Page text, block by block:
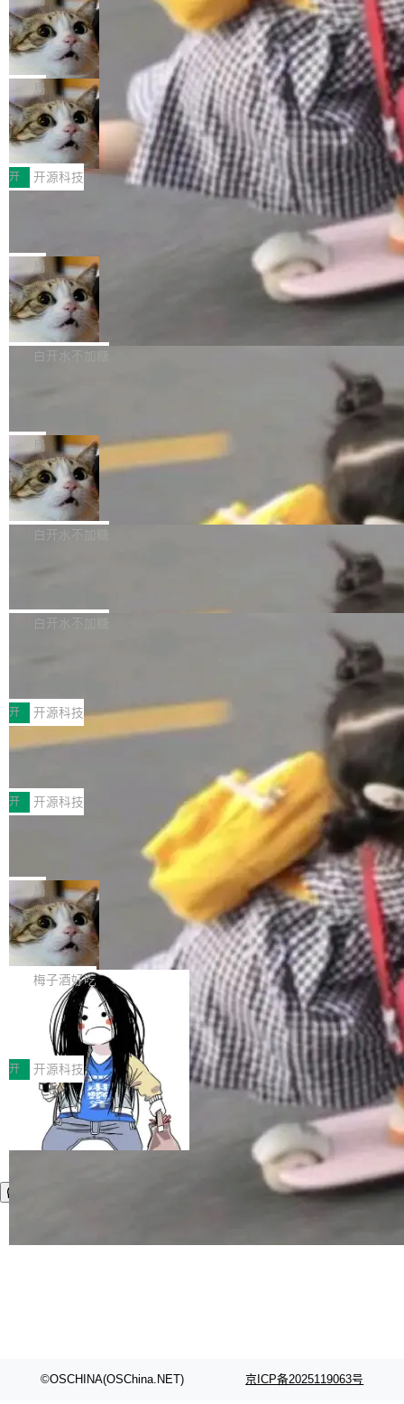
现实 过去两年，CIO们的焦虑清单上多了两项：
一是如何让大模型和智能体应用安全地从PoC走
向生产，二是如何让测试团队跟得上AI应用...
设置，如果用布尔值 + 可空字段来表示——bool
ean 表示是否可切换，nullable 的默认模式、浅
色方案、深色方案——会产生大量无意义的组
合。方案缺了、配置冲突了、全 null 了。要知道
哪些组合有效，作者说，你得靠"文档、校验、或
者部落知识"。 换个写法。Rust 的 enum，两个
变体：Switchable...
个"AI 知识库 + 聊天机器人"——每个大厂都在
做，没什么新鲜的。 但 Kenton Varda 在 Twitte
r 上把事情说清楚了： 今天我们发布了 Cloudfla
re OS，一个带连接器的聊天机器人，跟其他所
有科技公司做的一样。只不过，实际上它不一
样。这是 Sandstorm.io 的重制版，我十年前的
那个创业公司。不同的是，这次它构建在 Cloudf
lare Workers 上——我花了九年时间搭建的平台
——并且深度集成了 AI。这基本上是我十年秘密
Deno 团队开源 Celld，可自托管的分
布式 Durable Objects
Ryan Dahl 领导的 Deno 团队推出了最新开源项
目 Celld，一个能在自己机器上运行 Cloudflare
Workers 和 Durable Objects 的守护进程。 设
计思路很直接：每个对象是一个独立的 SQLite
数据库，按名称寻址，复制到你自己的 S3 兼容
存储库里。节点之间只通过这个存储库协调——
没有控制平面，没有共识协议。每个对象自带一
个小型数据库，应用天然按分片构建，单个数据
库的竞争和爆炸半径问题在设计层面就被消除
了。 闲置的 cell 会休眠到几乎不占资源。当 cel
l 迁移或唤醒时，新宿主从 S3 恢复 SQLite 数据
库继续执行。存储库是持久化的唯一真相...
局
鲁大师7月新机性能/流畅/AI榜：vivo夺
性能、流畅双第一，三星Galaxy Z系列
新折叠缺席
2026年7月的手机市场，由于存储等硬件成本暴
增，手机厂商的日子也不好过啊，新机速度明显
放缓，因此硝烟味淡了许多。新机参数规格除开
高价的三星折叠（三星Galaxy Z Fold8 Ultra / Z
Fold8 / Z Flip8）外，其余要么是中低端机器，
例如iQOO Z11i、REDMI Note 17、REDMI No
te 17 Pro、OPPO K15，要么是vivo X300 E这
样的次旗舰。 Galaxy Z Fold8 Ultra / Z Fold8 /
Z Flip8三款折叠屏新机均在7月22日发布，且全
部搭载骁龙8 Elite Gen5 for Galaxy，它们本该
开 开源科技
Zed 编辑器团队发布了新项目——DeltaDB，一
个在 git commit 之间记录每一次编辑操作的版
本控制系统。目前处于 Early Access 阶段。 De
ltaDB 的核心思路直接写在 landing page 最显
眼的位置：「Software is made between com
mits」——软件是在 commit 之间写出来的。git
是把这段空隙补上。 回退到任何一次编辑：Delt
aDB 捕获 commit 之间的每一次操作，...
局
SpaceXAI 单季资本开支达 183 亿美元
根据风险投资人Tomer Tunguz 博客（VC 分
析）披露的最新分析与第二季度业绩报告，Spac
微软同期总资本开支的四成。 与亚马逊、Alpha
bet、微软以及 Meta 等传统科技巨头相比，Spa
ceXAI的资金消耗速度尤为引人瞩目。然而，支
撑庞大支出的资金来源却呈现出截然不同的面
貌。数据显示，微软和 Meta 主要依托充沛的经
白开水不加糖
一个在终端里运行的编程 agent；Muse Spark
1.2，驱动这个 agent 的新模型。一句话概括：
你可以用 curl -fsSL https://dev.meta.ai/install.
sh | bash 安装一个能在大项目里自动规划、写
代码、验证结果的 AI 终端工具。 据介绍，Muse
个主 agent 循环，外加一组后台 agent。这些后
局
美团开源 LoHoSearch，用知识图谱校
准 AI 能力认知
机器出题的前提，是让机器拥有全局视野。整个
构建流程可以分为四个环节：建图 → 控制难度
白开水不加糖
库，并将作为transport接入Mooncake TENT。
MPComm将作为一种传输引擎接入Mooncake T
ENT，实现零拷贝传输性能提升30%、非零拷贝
传输性能最高提升5倍。UCL-MPComm底层基
于自研UCL-Engine通信引擎，后续腾讯网平将
持续开源更多基于UCL-Engine的高性能通信组
件。 腾讯网平团队在UCL-MPComm中实现了一
个独立于业务线程的全局通信引擎（Engine），
白开水不加糖
型案例入选名单》，深信服“面向企业研发场景的
开源 AI 编程平台 CoStrict 应用”凭借卓越的技术
创新与落地成效成功入选。 全链路私有化部署，
助力企业AI研发安全落地 当前，越来越多企业已
经开始引入 AI Coding 工具，通过调用公有云模
型或企业内部部署模型提升研发效率。但随着 AI
Coding 从个人辅助工具逐步走向团队级、组织
级应用，企业在规模化落地过程中，对安全性、
可控性和代码质量提出了更高要求。 首先是数据
安全与合规要求。对于大多数普通研发场景，公
有云模型能够满足快速试用和效率提升的需求。
但对于金融、能源、医疗等对数据安全要求较...
开 开源科技
深信服AI算力网关入选工信部人工智能
前不久，工业和信息化部正式发布《2025年人工
智能应用典型案例名单》，集中展示人工智能在
各领域的应用成果，覆盖技术底座、行业赋能、
产品应用、支撑保障、专题等五大方向。深信服
AI算力网关（AI创新平台）成功入选！ 随着各行
各业的Agent走向规模化建设，算力构成形态逐
渐丰富，用户关注的重点也在发生变化：不只是
让AI用起来，还要进一步看清混合算力时代下，
Token花在哪里、算力是否被充分利用，以及持
续增长的AI成本该如何优化。 深信服AI算力网关
正是围绕这些实际问题，从Token治理和成本治
理两个方面，让用户的每一份算力都看得清、管
得住、用得稳、省得下、更安全！ 一、从现在开
始，Token使用一目...
开 开源科技
Jeff Dean 离开 Google：一个时代的结
束，一个实验室的开始
Google 员工编号 20。MapReduce 作者之一。
Bigtable 作者之一。TensorFlow 的作者之一。
Gemini 的架构师。Google 首席科学家。 Jeff D
ean 在 Google 工作了 27 年后，宣布离职。 他
不是一个人走。一同离开的还有 Sanjay Ghema
wat（Google 员工编号 23，Jeff Dean 二十多
年的编程搭档，MapReduce 和 Bigtable 的共同
作者）、Quoc Le（Google 大脑核心成员，Se
q2Seq 和 DocAI 的共同发明人）以及 Oriol Vin
yals（Gemini 联合负责人，AlphaSta...
局
🔥 SolonCode v2026.8.4 发布：界面
字体可调、22 种语言、记忆搜索增强
打开终端就能上岗的全中文编码智能体，这一轮
把「看得清、用母语、记得住」三件事一次补
齐。 SolonCode 是什么 SolonCode 是杭州无
耳科技研发的企业级终端编码智能体——一位全
中文驱动的数字员工，自主理解需求、规划步
骤、编写代码。不挑模型、不挑平台，curl 一行
装完即用。 开源地址：Gitee · GitCode · GitHu
b 安装 支持 Java 8+（8~26）、macOS / Linu
x / Windows / Harmony PC。 # macOS / Linu
x / Harmony PC curl -fsSL https://solon.noea
梅子酒好吃
让“代码语义理解”深度释放AI Coding
价值潜能：华为云码道（CodeArts）
代码仓技术解析
一、代码仓深度理解技术的作用与价值 在软件工
程实践中，代码仓是企业核心知识资产的主要载
体。企业级代码仓库通常包含数十万乃至数百万
个文件，其规模远超单次模型调用可承载的上下
文窗口。随着项目规模的持续扩张与代码历史的
不断累积，代码仓中的模块关系、接口契约、业
务逻辑等关键信息往往分散于数十乃至数百个文
件之中，形成高度复杂的知识关联网络。传统的
开 开源科技
©OSCHINA(OSChina.NET) 京ICP备2025119063号